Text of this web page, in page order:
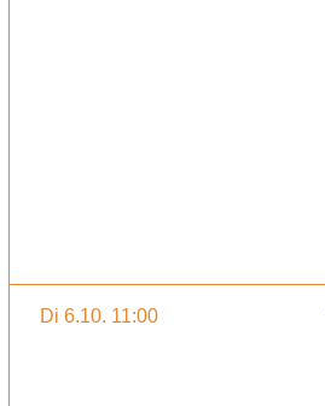
Di 6.10. 11:00